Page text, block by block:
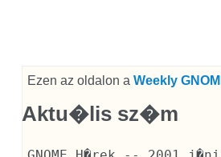
Ezen az oldalon a Weekly
Aktu�lis sz�m